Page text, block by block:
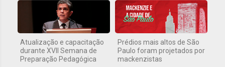
Atualização e capacitação
durante XVII Semana de
Preparação Pedagógica
Prédios mais altos de São
Paulo foram projetados por
mackenzistas